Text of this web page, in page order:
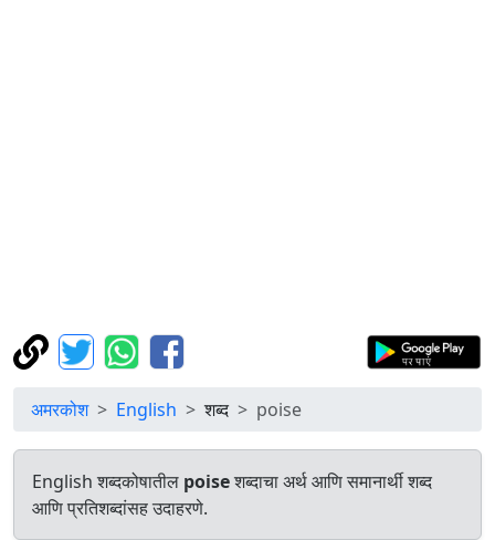
अमरकोश English शब्द poise
English शब्दकोषातील poiseशब्दाचा अर्थ आणि समानार्थी शब्द
आणि प्रतिशब्दांसह उदाहरणे.